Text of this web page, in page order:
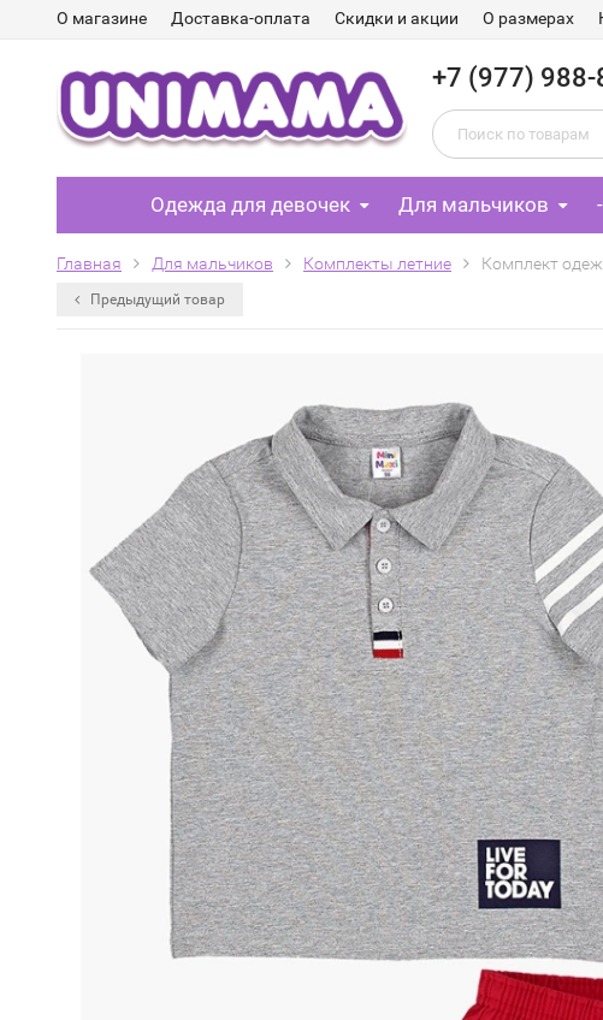
О магазине Доставка-оплата Скидки и акции О размерах
+7 (977) 988-
Одежда для девочек Для мальчиков
Главная Для мальчиков Комплекты летние Комплект
Предыдущий товар